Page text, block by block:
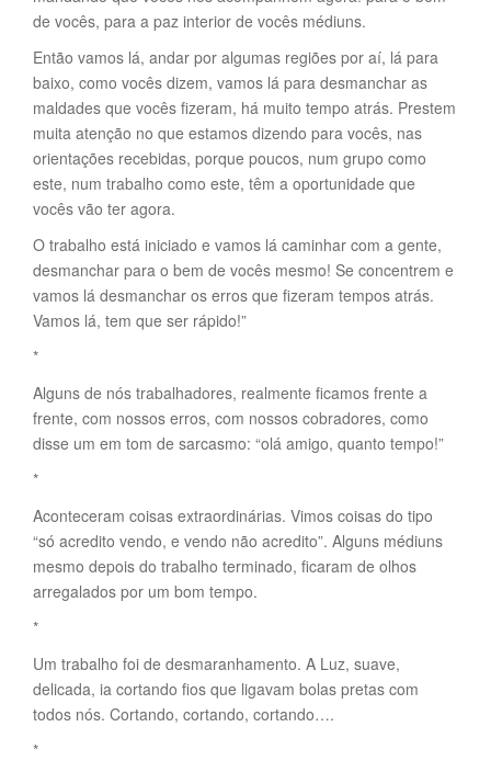
de vocês, para a paz interior de vocês médiuns.
Então vamos lá, andar por algumas regiões por aí, lá para
baixo, como vocês dizem, vamos lá para desmanchar as
maldades que vocês fizeram, há muito tempo atrás. Prestem
muita atenção no que estamos dizendo para vocês, nas
orientações recebidas, porque poucos, num grupo como
este, num trabalho como este, têm a oportunidade que
vocês vão ter agora.
O trabalho está iniciado e vamos lá caminhar com a gente,
desmanchar para o bem de vocês mesmo! Se concentrem e
vamos lá desmanchar os erros que fizeram tempos atrás.
Vamos lá, tem que ser rápido!”
*
Alguns de nós trabalhadores, realmente ficamos frente a
frente, com nossos erros, com nossos cobradores, como
disse um em tom de sarcasmo: “olá amigo, quanto tempo!”
*
Aconteceram coisas extraordinárias. Vimos coisas do tipo
“só acredito vendo, e vendo não acredito”. Alguns médiuns
mesmo depois do trabalho terminado, ficaram de olhos
arregalados por um bom tempo.
*
Um trabalho foi de desmaranhamento. A Luz, suave,
delicada, ia cortando fios que ligavam bolas pretas com
todos nós. Cortando, cortando, cortando….
*